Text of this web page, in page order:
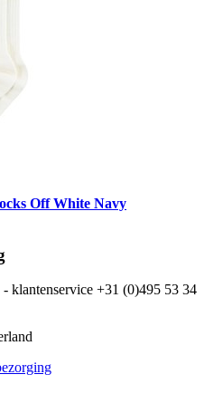
Off White Navy
klantenservice +31 (0)495 53 34